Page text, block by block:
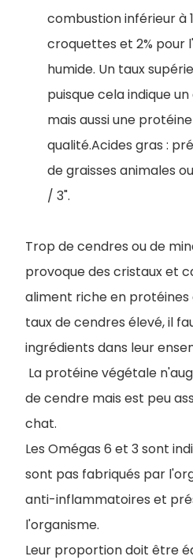
combustion inférieur à
croquettes et 2% pour
humide. Un taux
puisque cela indique
mais aussi une
qualité.Acides gras :
de graisses animales
/ 3".
Trop de cendres ou de
provoque des cristaux et
aliment riche en protéines
taux de cendres élevé, il
ingrédients dans leur
La protéine végétale
de cendre mais est peu
chat.
Les Omégas 6 et 3 sont
sont pas fabriqués par
anti-inflammatoires et
l'organisme.
Leur proportion doit être